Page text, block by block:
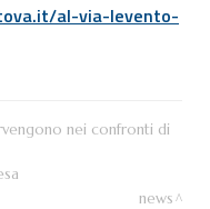
al-via-levento-
nei confronti di
news